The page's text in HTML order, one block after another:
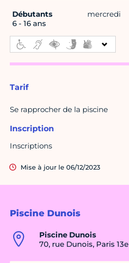
Piscine Dunois
Piscine Dunois
70, rue Dunois, Paris 13e
Débutants
6 - 16 ans
mercredi
Tarif
Se rapprocher de la piscine
Inscription
Inscriptions
Mise à jour le 06/12/2023